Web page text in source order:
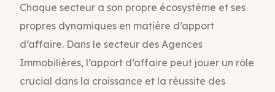
Chaque secteur a son propre écosystème et ses
propres dynamiques en matière d’apport
d’affaire. Dans le secteur des Agences
Immobilières, l’apport d’affaire peut jouer un rôle
crucial dans la croissance et la réussite des